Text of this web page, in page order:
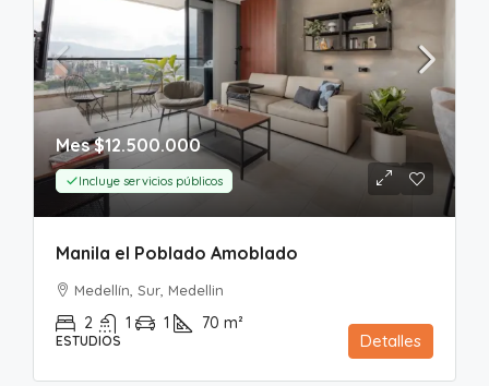
Mes$12.500.000
Incluye servicios públicos
Manila el Poblado Amoblado
Medellín, Sur, Medellin
2 1 1 70 m²
ESTUDIOS Detalles